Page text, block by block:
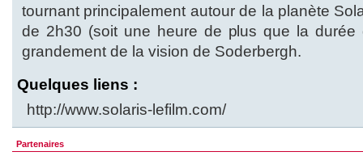
tournant principalement autour de la planète
de 2h30 (soit une heure de plus que la durée
grandement de la vision de Soderbergh.
Quelques liens :
http://www.solaris-lefilm.com/
Partenaires